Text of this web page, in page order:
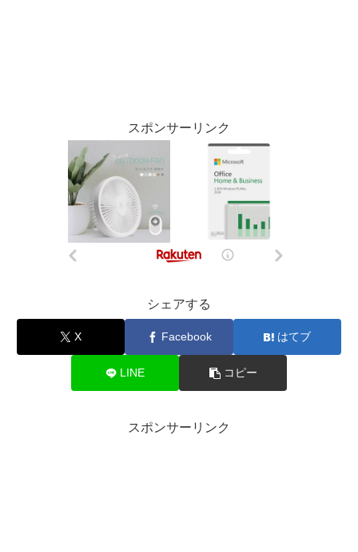
スポンサーリンク
シェアする
X Facebook はてブ
LINE コピー
スポンサーリンク